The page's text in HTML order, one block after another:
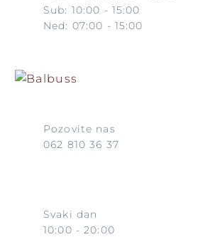
Sub: 10:00 - 15:00
Ned: 07:00 - 15:00
Pozovite nas
062 810 36 37
Svaki dan
10:00 - 20:00